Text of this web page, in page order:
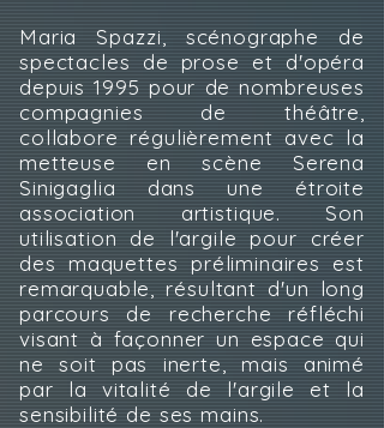
Maria Spazzi, scénographe de
spectacles de prose et d'opéra
depuis 1995 pour de nombreuses
compagnies de théâtre,
collabore régulièrement avec la
metteuse en scène Serena
Sinigaglia dans une étroite
association artistique. Son
utilisation de l'argile pour créer
des maquettes préliminaires est
remarquable, résultant d'un long
parcours de recherche réfléchi
visant à façonner un espace qui
ne soit pas inerte, mais animé
par la vitalité de l'argile et la
sensibilité de ses mains.